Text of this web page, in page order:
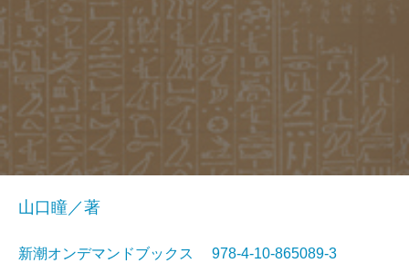
山口瞳／著
新潮オンデマンドブックス 978-4-10-865089-3